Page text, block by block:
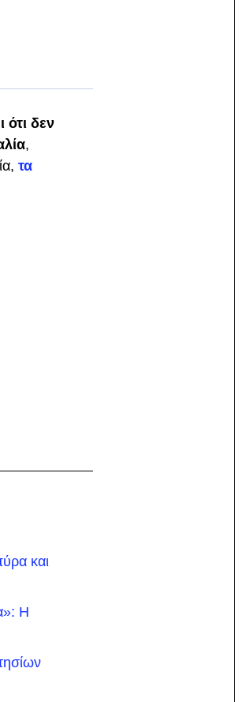
ότι δεν
,
τα
και
Η